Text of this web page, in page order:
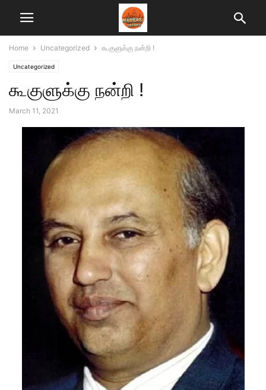
Home Uncategorized கூகுளுக்கு நன்றி !
Uncategorized
கூகுளுக்கு நன்றி !
March 11, 2021